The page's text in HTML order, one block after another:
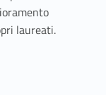
laureati.